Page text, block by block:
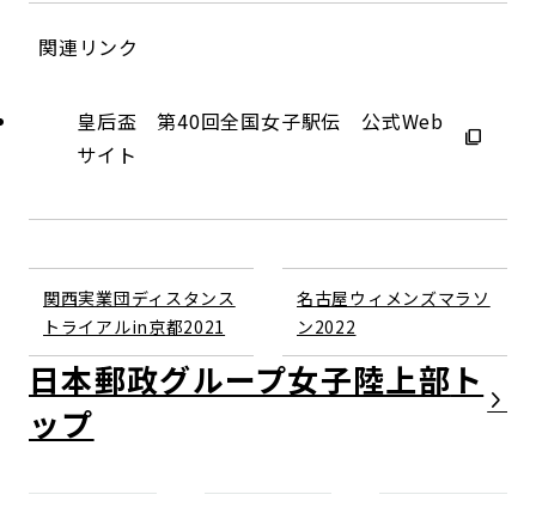
関連リンク
皇后盃 第40回全国女子駅伝 公式Web
サイト
関西実業団ディスタンス
トライアルin京都2021
名古屋ウィメンズマラソ
ン2022
日本郵政グループ女子陸上部